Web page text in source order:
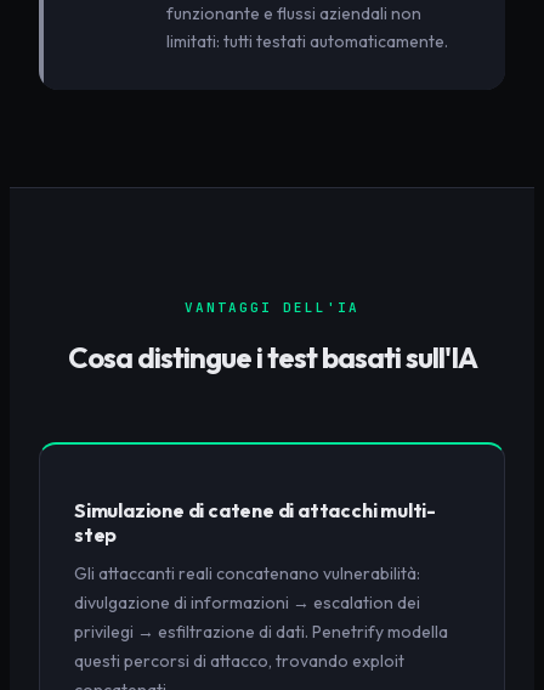
funzionante e flussi aziendali non
limitati: tutti testati automaticamente.
VANTAGGI DELL'IA
Cosa distingue i test basati sull'IA
Simulazione di catene di attacchi multi-
step
Gli attaccanti reali concatenano vulnerabilità:
divulgazione di informazioni → escalation dei
privilegi → esfiltrazione di dati. Penetrify modella
questi percorsi di attacco, trovando exploit